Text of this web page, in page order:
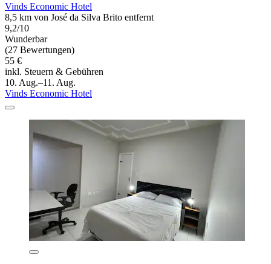
Vinds Economic Hotel
8,5 km von José da Silva Brito entfernt
9,2/10
Wunderbar
(27 Bewertungen)
55 €
inkl. Steuern & Gebühren
10. Aug.–11. Aug.
Vinds Economic Hotel